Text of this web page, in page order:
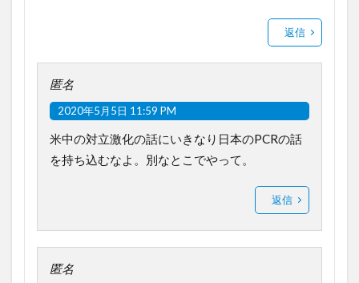
返信
匿名
2020年5月5日 11:59 PM
米中の対立激化の話にいきなり日本のPCRの話
を持ち込むなよ。別なとこでやって。
返信
匿名